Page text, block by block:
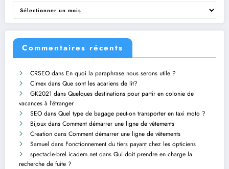
Archives
Commentaires récents
CRSEO dans En quoi la paraphrase nous serons utile ?
Cimex dans Que sont les acariens de lit?
GK2021 dans Quelques destinations pour partir en colonie de
vacances à l’étranger
SEO dans Quel type de bagage peut-on transporter en taxi moto ?
Bijoux dans Comment démarrer une ligne de vêtements
Creation dans Comment démarrer une ligne de vêtements
Samuel dans Fonctionnement du tiers payant chez les opticiens
spectacle-brel.icadem.net dans Qui doit prendre en charge la
recherche de fuite ?